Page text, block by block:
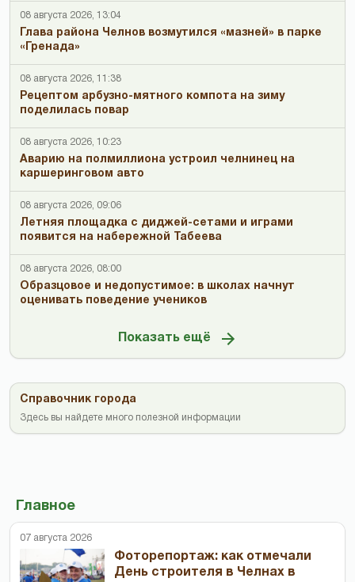
08 августа 2026, 13:04
Глава района Челнов возмутился «мазней» в парке
«Гренада»
08 августа 2026, 11:38
Рецептом арбузно-мятного компота на зиму
поделилась повар
08 августа 2026, 10:23
Аварию на полмиллиона устроил челнинец на
каршеринговом авто
08 августа 2026, 09:06
Летняя площадка с диджей-сетами и играми
появится на набережной Табеева
08 августа 2026, 08:00
Образцовое и недопустимое: в школах начнут
оценивать поведение учеников
Показать ещё
Справочник города
Здесь вы найдете много полезной информации
Главное
07 августа 2026
Фоторепортаж: как отмечали
День строителя в Челнах в